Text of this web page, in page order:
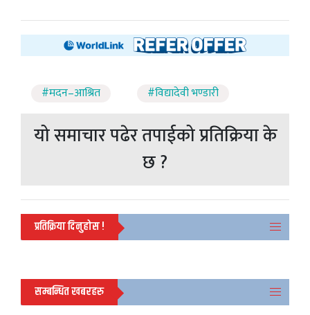
#मदन–आश्रित #विद्यादेवी भण्डारी
यो समाचार पढेर तपाईको प्रतिक्रिया के
छ ?
प्रतिक्रिया दिनुहोस !
सम्बन्धित खबरहरु